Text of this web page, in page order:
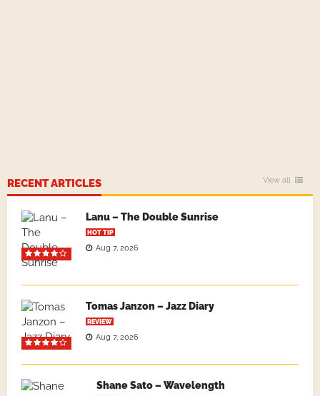
RECENT ARTICLES View all
Lanu – The Double Sunrise
HOT TIP
Aug 7, 2026
Tomas Janzon – Jazz Diary
REVIEW
Aug 7, 2026
Shane Sato – Wavelength